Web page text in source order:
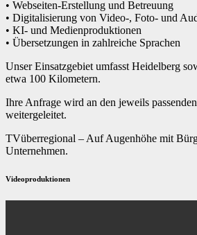
• Webseiten-Erstellung und Betreuung
• Digitalisierung von Video-, Foto- und
• KI- und Medienproduktionen
• Übersetzungen in zahlreiche Sprachen
Unser Einsatzgebiet umfasst Heidelberg
etwa 100 Kilometern.
Ihre Anfrage wird an den jeweils
weitergeleitet.
TVüberregional – Auf Augenhöhe mit
Unternehmen.
Videoproduktionen